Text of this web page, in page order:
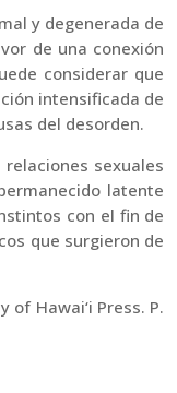
y degenerada de
de una conexión
considerar que
intensificada de
del desorden.
sexuales
latente
con el fin de
que surgieron de
Hawai‘i Press. P.